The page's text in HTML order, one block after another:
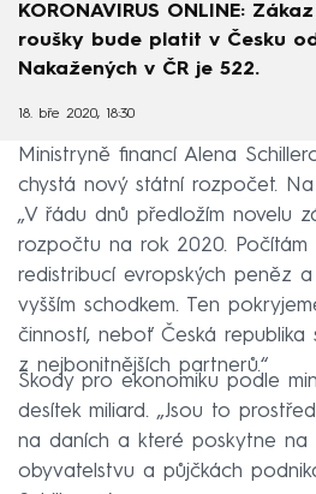
KORONAVIRUS ONLINE: Zákaz vycházení bez
roušky bude platit v Česku
Nakažených v ČR je 522.
18. bře 2020, 18:30
Ministryně financí Alena
chystá nový státní rozpočet.
„V řádu dnů předložím novelu
rozpočtu na rok 2020. Počítám
redistribucí evropských peněz
vyšším schodkem. Ten
činností, neboť Česká
z nejbonitnějších partnerů.“
Škody pro ekonomiku podle
desítek miliard. „Jsou to
na daních a které poskytne na
obyvatelstvu a půjčkách